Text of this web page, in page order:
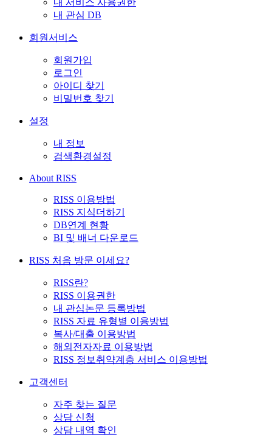
내 서비스 사용권한
내 관심 DB
회원서비스
회원가입
로그인
아이디 찾기
비밀번호 찾기
설정
내 정보
검색환경설정
About RISS
RISS 이용방법
RISS 지식더하기
DB연계 현황
BI 및 배너 다운로드
RISS 처음 방문 이세요?
RISS란?
RISS 이용권한
내 관심논문 등록방법
RISS 자료 유형별 이용방법
복사/대출 이용방법
해외전자자료 이용방법
RISS 정보취약계층 서비스 이용방법
고객센터
자주 찾는 질문
상담 신청
상담 내역 확인